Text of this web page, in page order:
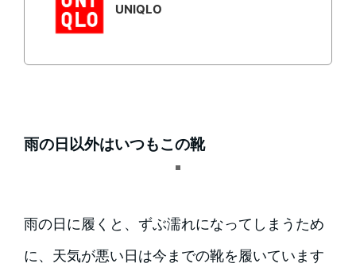
UNIQLO
雨の日以外はいつもこの靴
雨の日に履くと、ずぶ濡れになってしまうため
に、天気が悪い日は今までの靴を履いています